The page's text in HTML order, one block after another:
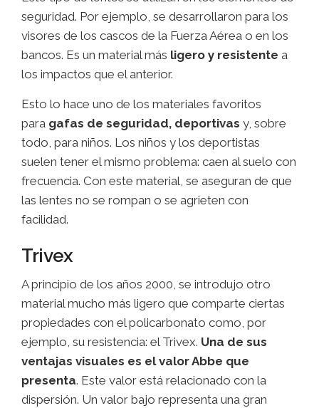
seguridad. Por ejemplo, se desarrollaron para los
visores de los cascos de la Fuerza Aérea o en los
bancos. Es un material más ligero y resistente a
los impactos que el anterior.
Esto lo hace uno de los materiales favoritos
para gafas de seguridad, deportivas y, sobre
todo, para niños. Los niños y los deportistas
suelen tener el mismo problema: caen al suelo con
frecuencia. Con este material, se aseguran de que
las lentes no se rompan o se agrieten con
facilidad.
Trivex
A principio de los años 2000, se introdujo otro
material mucho más ligero que comparte ciertas
propiedades con el policarbonato como, por
ejemplo, su resistencia: el Trivex. Una de sus
ventajas visuales es el valor Abbe que
presenta. Este valor está relacionado con la
dispersión. Un valor bajo representa una gran